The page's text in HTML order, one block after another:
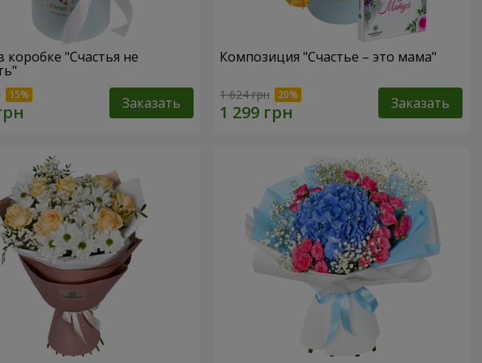
коробке "Счастья не
Заказать
Композиция "Счастье – это мама"
1 624 грн Заказать